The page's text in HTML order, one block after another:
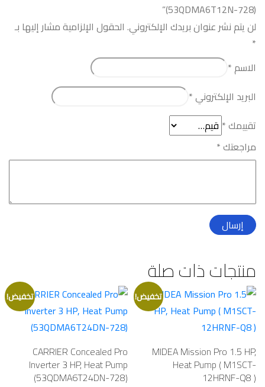
(53QDMA6T12N-728)”
لن يتم نشر عنوان بريدك الإلكتروني. الحقول الإلزامية مشار إليها بـ
*
الاسم *
البريد الإلكتروني*
تقييمك*
مراجعتك*
منتجات ذات صلة
تخفيض!
MIDEA Mission Pro 1.5 HP,
Heat Pump ( M1SCT-
12HRNF-Q8 )
تخفيض!
CARRIER Concealed Pro
Inverter 3 HP, Heat Pump
(53QDMA6T24DN-728)